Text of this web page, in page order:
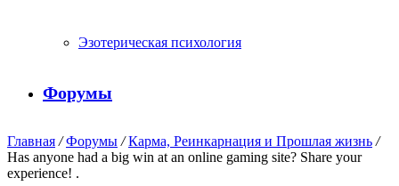
Эзотерическая психология
Форумы
Главная / Форумы / Карма, Реинкарнация и Прошлая жизнь /
Has anyone had a big win at an online gaming site? Share your
experience! .